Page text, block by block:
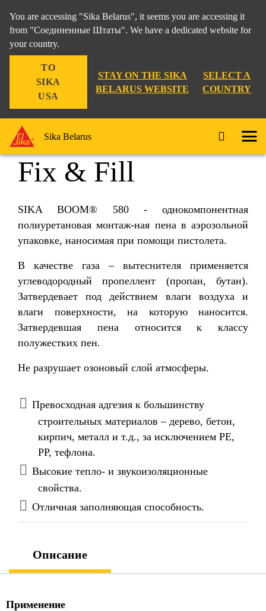
You are accessing "Sika Belarus", it seems you are accessing it
from "Соединенные Штаты". We have a dedicated website for
your country.
TO
SIKA
USA
STAY ON THE SIKA
BELARUS WEBSITE
SELECT A
COUNTRY
Sika Belarus
Sika Boom®-580
Fix & Fill
SIKA BOOM® 580 - однокомпонентная
полиуретановая монтаж-ная пена в аэрозольной
упаковке, наносимая при помощи пистолета.
В качестве газа – вытеснителя применяется
углеводородный пропеллент (пропан, бутан).
Затвердевает под действием влаги воздуха и
влаги поверхности, на которую наносится.
Затвердевшая пена относится к классу
полужестких пен.
Не разрушает озоновый слой атмосферы.
Превосходная адгезия к большинству
строительных материалов – дерево, бетон,
кирпич, металл и т.д., за исключением РЕ,
РР, тефлона.
Высокие тепло- и звукоизоляционные
свойства.
Отличная заполняющая способность.
Описание
Применение